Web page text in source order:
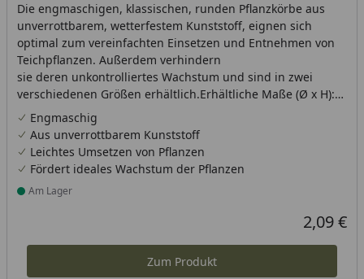
Die engmaschigen, klassischen, runden Pflanzkörbe aus
unverrottbarem, wetterfestem Kunststoff, eignen sich
optimal zum vereinfachten Einsetzen und Entnehmen von
Teichpflanzen. Außerdem verhindern
sie deren unkontrolliertes Wachstum und sind in zwei
verschiedenen Größen erhältlich.Erhältliche Maße (Ø x H):
13 x 10 cm und 22 x 12 cm
Engmaschig
Aus unverrottbarem Kunststoff
Leichtes Umsetzen von Pflanzen
Fördert ideales Wachstum der Pflanzen
Produkt am Lager
Am Lager
Aktueller
2,09 €
Zum Produkt